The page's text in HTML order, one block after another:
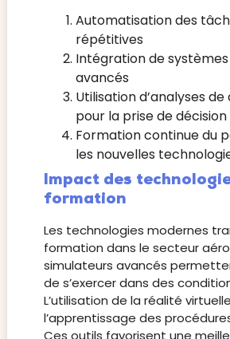
Automatisation des
répétitives
Intégration de
avancés
Utilisation d’analyses de
pour la prise de décision
Formation continue du
les nouvelles
Impact des
formation
Les technologies modernes
formation dans le secteur
simulateurs avancés
de s’exercer dans des
L’utilisation de la réalité
l’apprentissage des
Ces outils favorisent une